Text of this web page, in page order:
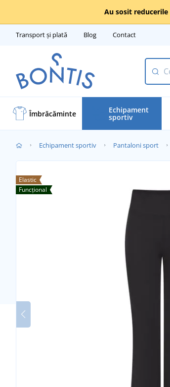
Au sosit
Transport și plată Blog Contact
Îmbrăcăminte Echipament
sportiv
Echipament sportiv Pantaloni sport
Elastic
Funcțional